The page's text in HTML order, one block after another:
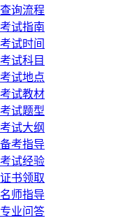
查询流程
考试指南
考试时间
考试科目
考试地点
考试教材
考试题型
考试大纲
备考指导
考试经验
证书领取
名师指导
专业问答